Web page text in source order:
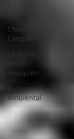
Chelo
Candia
Club Del
Vinilo
Neuquén
Cultura
Ambiental